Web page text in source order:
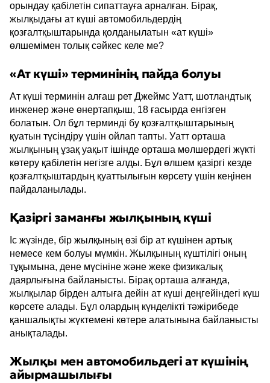
орындау қабілетін сипаттауға арналған. Бірақ,
жылқыдағы ат күші автомобильдердің
қозғалтқыштарында қолданылатын «ат күші»
өлшемімен толық сәйкес келе ме?
«Ат күші» терминінің пайда болуы
Ат күші терминін алғаш рет Джеймс Уатт, шотландтық
инженер және өнертапқыш, 18 ғасырда енгізген
болатын. Ол бұл терминді бу қозғалтқыштарының
қуатын түсіндіру үшін ойлап тапты. Уатт орташа
жылқының ұзақ уақыт ішінде орташа мөлшердегі жүкті
көтеру қабілетін негізге алды. Бұл өлшем қазіргі кезде
қозғалтқыштардың қуаттылығын көрсету үшін кеңінен
пайдаланылады.
Қазіргі заманғы жылқының күші
Іс жүзінде, бір жылқының өзі бір ат күшінен артық
немесе кем болуы мүмкін. Жылқының күштілігі оның
тұқымына, дене мүсініне және жеке физикалық
даярлығына байланысты. Бірақ орташа алғанда,
жылқылар бірден алтыға дейін ат күші деңгейіндегі күш
көрсете алады. Бұл олардың күнделікті тәжірибеде
қаншалықты жүктемені көтере алатынына байланысты
анықталады.
Жылқы мен автомобильдегі ат күшінің
айырмашылығы